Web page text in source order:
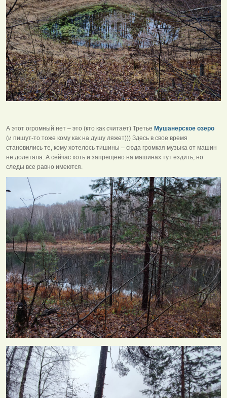
А этот огромный нет – это (кто как считает) Третье Мушанерское озеро
(и пишут-то тоже кому как на душу ляжет))) Здесь в свое время
становились те, кому хотелось тишины – сюда громкая музыка от машин
не долетала. А сейчас хоть и запрещено на машинах тут ездить, но
следы все равно имеются.